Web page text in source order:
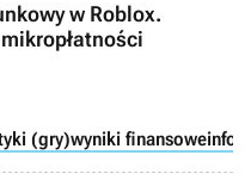
w Roblox.
(gry)wyniki finansowe